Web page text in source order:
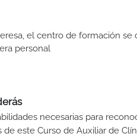
el centro de formación se
personal
necesarias para
de este Curso de Auxiliar de